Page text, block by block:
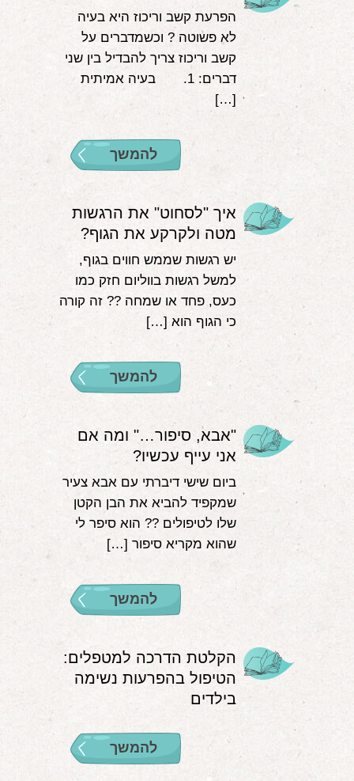
הפרעת קשב וריכוז היא בעיה
לא פשוטה ? וכשמדברים על
קשב וריכוז צריך להבדיל בין שני
דברים: 1. בעיה אמיתית
[…]
להמשך
איך "לסחוט" את הרגשות
מטה ולקרקע את הגוף?
יש רגשות שממש חווים בגוף,
למשל רגשות בווליום חזק כמו
כעס, פחד או שמחה ?‍? זה קורה
כי הגוף הוא […]
להמשך
"אבא, סיפור…" ומה אם
אני עייף עכשיו?
ביום שישי דיברתי עם אבא צעיר
שמקפיד להביא את הבן הקטן
שלו לטיפולים ?‍? הוא סיפר לי
שהוא מקריא סיפור […]
להמשך
הקלטת הדרכה למטפלים:
הטיפול בהפרעות נשימה
בילדים
להמשך